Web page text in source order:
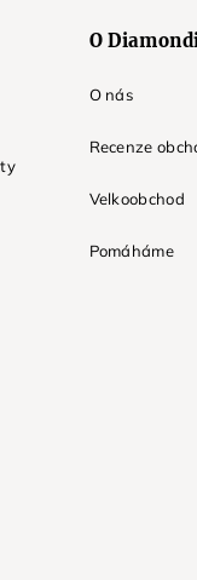
O
O nás
Recenze
Velkoobchod
Pomáháme